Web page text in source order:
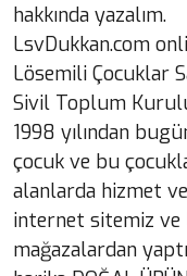
hakkında yazalım.
LsvDukkan.com
Lösemili Çocuklar
Sivil Toplum
1998 yılından
çocuk ve bu
alanlarda hizmet
internet sitemiz ve
mağazalardan